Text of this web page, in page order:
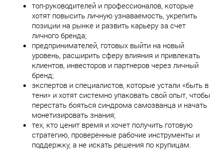
топ-руководителей и профессионалов, которые
хотят повысить личную узнаваемость, укрепить
позиции на рынке и развить карьеру за счет
личного бренда;
предпринимателей, готовых выйти на новый
уровень, расширить сферу влияния и привлекать
клиентов, инвесторов и партнеров через личный
бренд;
экспертов и специалистов, которые устали «быть в
тени» и хотят системно упаковать свой опыт, чтобы
перестать бояться синдрома самозванца и начать
монетизировать знания;
тех, кто ценит время и хочет получить готовую
стратегию, проверенные рабочие инструменты и
поддержку, а не искать решения по крупицам.